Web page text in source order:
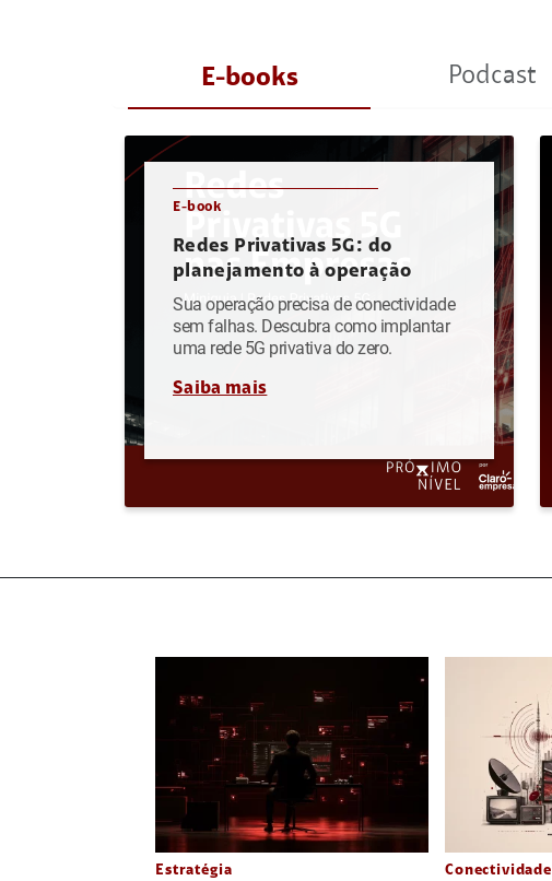
E-books Podcast
E-book
Redes Privativas 5G: do
planejamento à operação
Sua operação precisa de conectividade
sem falhas. Descubra como implantar
uma rede 5G privativa do zero.
Saiba mais
Estratégia Conectividade